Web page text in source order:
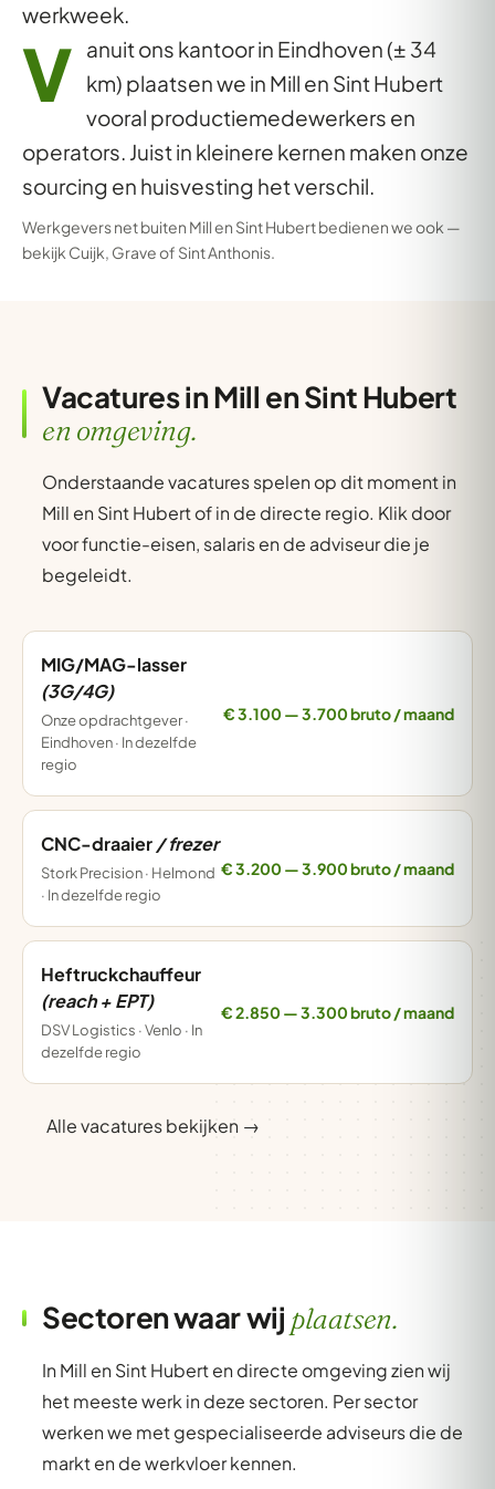
werkweek.
V anuit ons kantoor in Eindhoven (± 34
km) plaatsen we in Mill en Sint Hubert
vooral productiemedewerkers en
operators. Juist in kleinere kernen maken onze
sourcing en huisvesting het verschil.
Werkgevers net buiten Mill en Sint Hubert bedienen we ook —
bekijk Cuijk, Graveof Sint Anthonis.
Vacatures in Mill en Sint Hubert
en omgeving.
Onderstaande vacatures spelen op dit moment in
Mill en Sint Hubert of in de directe regio. Klik door
voor functie-eisen, salaris en de adviseur die je
begeleidt.
MIG/MAG-lasser
(3G/4G)
Onze opdrachtgever ·
Eindhoven · In dezelfde
regio
€ 3.100 — 3.700 bruto / maand
CNC-draaier / frezer
Stork Precision · Helmond
· In dezelfde regio
€ 3.200 — 3.900 bruto / maand
Heftruckchauffeur
(reach + EPT)
DSV Logistics · Venlo · In
dezelfde regio
€ 2.850 — 3.300 bruto / maand
Alle vacatures bekijken →
Sectoren waar wij plaatsen.
In Mill en Sint Hubert en directe omgeving zien wij
het meeste werk in deze sectoren. Per sector
werken we met gespecialiseerde adviseurs die de
markt en de werkvloer kennen.